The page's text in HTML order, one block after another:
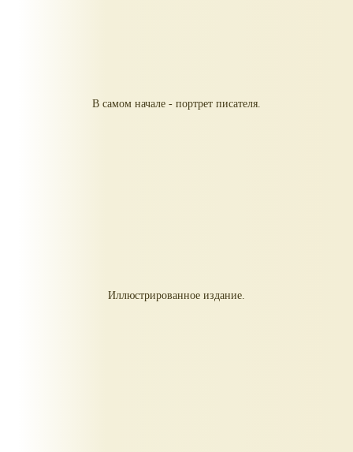
В самом начале - портрет писателя.
Иллюстрированное издание.